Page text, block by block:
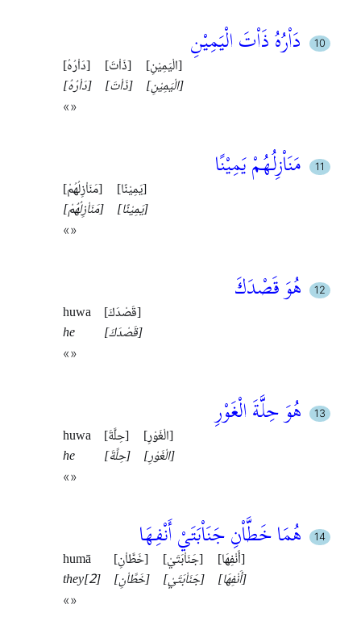
دَاْرُهُ ذَاْتَ الْيَمِيْنِ
[دَاْرُهُ]
[دَاْرُهُ]
[ذَاْتَ]
[ذَاْتَ]
[الْيَمِيْنِ]
[الْيَمِيْنِ]
«»
مَنَاْزِلُهُمْ يَمِيْنًا
[مَنَاْزِلُهُمْ]
[مَنَاْزِلُهُمْ]
[يَمِيْنًا]
[يَمِيْنًا]
«»
هُوَ قَصْدَكَ
huwa
he
[قَصْدَكَ]
[قَصْدَكَ]
«»
هُوَ حِلَّةَ الْغَوْرِ
huwa
he
[حِلَّةَ]
[حِلَّةَ]
[الْغَوْرِ]
[الْغَوْرِ]
«»
هُمَا خَطَّاْنِ جَنَاْبَتَيْ أَنْفِهَا
humā
they[2]
[خَطَّاْنِ]
[خَطَّاْنِ]
[جَنَاْبَتَيْ]
[جَنَاْبَتَيْ]
[أَنْفِهَا]
[أَنْفِهَا]
«»